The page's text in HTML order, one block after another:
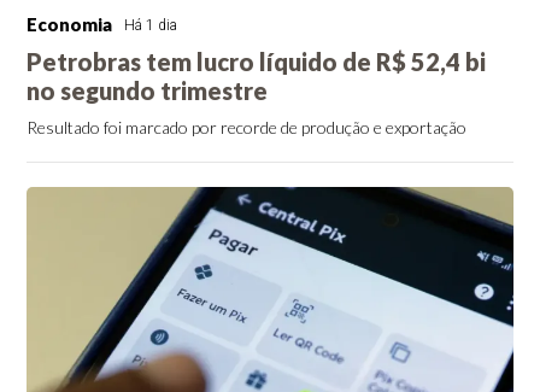
Economia Há 1 dia
Petrobras tem lucro líquido de R$ 52,4 bi
no segundo trimestre
Resultado foi marcado por recorde de produção e exportação